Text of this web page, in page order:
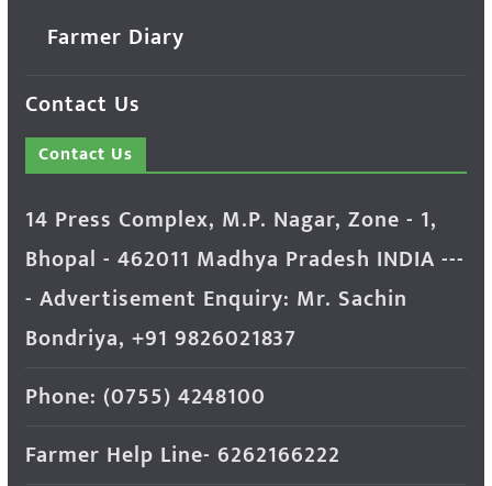
Farmer Diary
Contact Us
Contact Us
14 Press Complex, M.P. Nagar, Zone - 1,
Bhopal - 462011 Madhya Pradesh INDIA ---
- Advertisement Enquiry: Mr. Sachin
Bondriya, +91 9826021837
Phone: (0755) 4248100
Farmer Help Line- 6262166222